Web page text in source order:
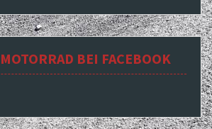
BEI FACEBOOK